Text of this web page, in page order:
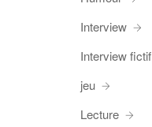
Interview
Interview fictif
jeu
Lecture